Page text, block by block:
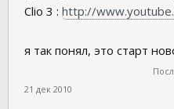
Clio 3 : http://
я так понял, это старт
21 дек 2010